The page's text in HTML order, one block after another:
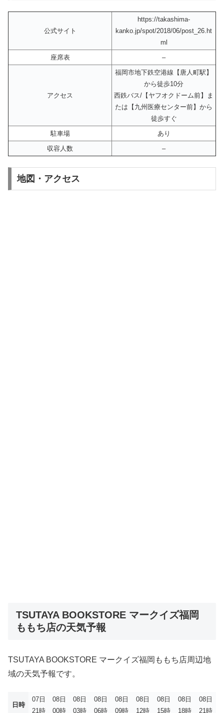
公式サイト
https://takashima-
kanko.jp/spot/2018/06/post_26.ht
ml
座席表
–
アクセス
福岡市地下鉄空港線【唐人町駅】
から徒歩10分
西鉄バス/【ヤフオクドーム前】ま
たは【九州医療センター前】から
徒歩すぐ
駐車場
あり
収容人数
–
地図・アクセス
TSUTAYA BOOKSTORE マークイズ福岡
ももち店の天気予報
TSUTAYA BOOKSTORE マークイズ福岡ももち店周辺地
域の天気予報です。
日時
07日
21時
08日
00時
08日
03時
08日
06時
08日
09時
08日
12時
08日
15時
08日
18時
08日
21時